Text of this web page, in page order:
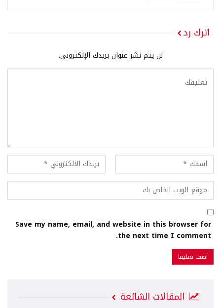
اترك رد
لن يتم نشر عنوان بريدك الإلكتروني.
Save my name, email, and website in this browser for
the next time I comment.
المقالات الشائعة